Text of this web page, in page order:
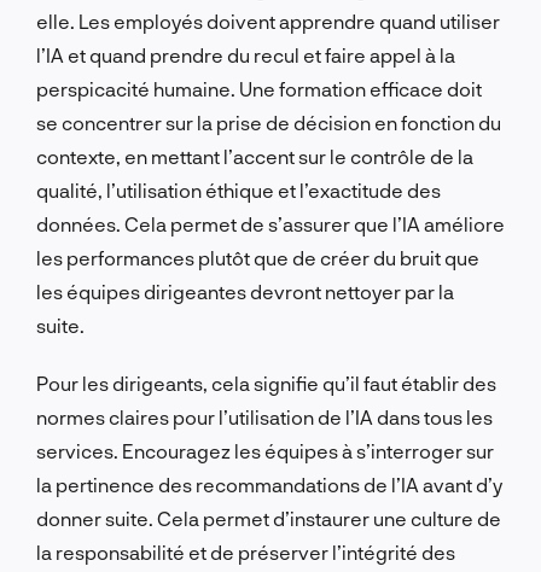
elle. Les employés doivent apprendre quand utiliser
l’IA et quand prendre du recul et faire appel à la
perspicacité humaine. Une formation efficace doit
se concentrer sur la prise de décision en fonction du
contexte, en mettant l’accent sur le contrôle de la
qualité, l’utilisation éthique et l’exactitude des
données. Cela permet de s’assurer que l’IA améliore
les performances plutôt que de créer du bruit que
les équipes dirigeantes devront nettoyer par la
suite.
Pour les dirigeants, cela signifie qu’il faut établir des
normes claires pour l’utilisation de l’IA dans tous les
services. Encouragez les équipes à s’interroger sur
la pertinence des recommandations de l’IA avant d’y
donner suite. Cela permet d’instaurer une culture de
la responsabilité et de préserver l’intégrité des